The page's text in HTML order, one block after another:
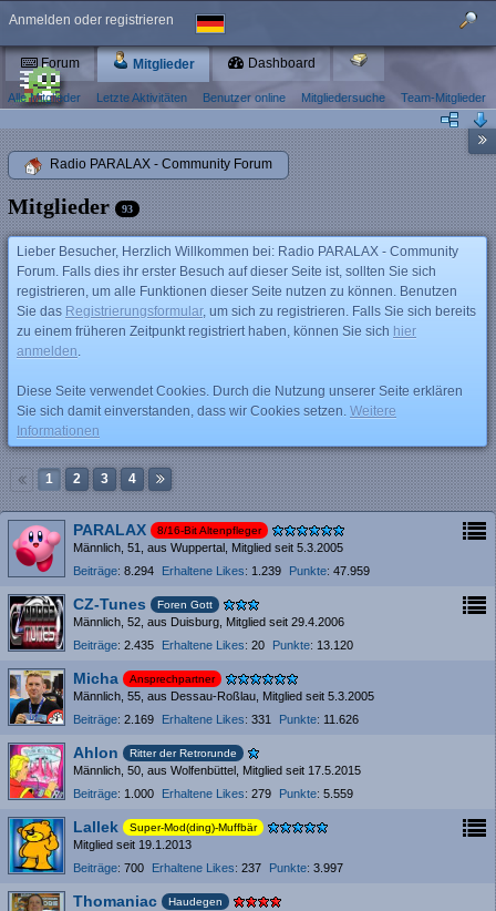
Anmelden oder registrieren
Forum Mitglieder Dashboard
Alle Mitglieder Letzte Aktivitäten Benutzer online Mitgliedersuche Team-Mitglieder
Radio PARALAX - Community Forum
Mitglieder 93
Lieber Besucher, Herzlich Willkommen bei: Radio PARALAX - Community
Forum. Falls dies ihr erster Besuch auf dieser Seite ist, sollten Sie sich
registrieren, um alle Funktionen dieser Seite nutzen zu können. Benutzen
Sie das Registrierungsformular, um sich zu registrieren. Falls Sie sich bereits
zu einem früheren Zeitpunkt registriert haben, können Sie sich hier
anmelden.
Diese Seite verwendet Cookies. Durch die Nutzung unserer Seite erklären
Sie sich damit einverstanden, dass wir Cookies setzen. Weitere
Informationen
1 2 3 4
PARALAX 8/16-Bit Altenpfleger
Männlich 51 aus Wuppertal Mitglied seit 5.3.2005
Beiträge 8.294 Erhaltene Likes 1.239 Punkte 47.959
CZ-Tunes Foren Gott
Männlich 52 aus Duisburg Mitglied seit 29.4.2006
Beiträge 2.435 Erhaltene Likes 20 Punkte 13.120
Micha Ansprechpartner
Männlich 55 aus Dessau-Roßlau Mitglied seit 5.3.2005
Beiträge 2.169 Erhaltene Likes 331 Punkte 11.626
Ahlon Ritter der Retrorunde
Männlich 50 aus Wolfenbüttel Mitglied seit 17.5.2015
Beiträge 1.000 Erhaltene Likes 279 Punkte 5.559
Lallek Super-Mod(ding)-Muffbär
Mitglied seit 19.1.2013
Beiträge 700 Erhaltene Likes 237 Punkte 3.997
Thomaniac Haudegen